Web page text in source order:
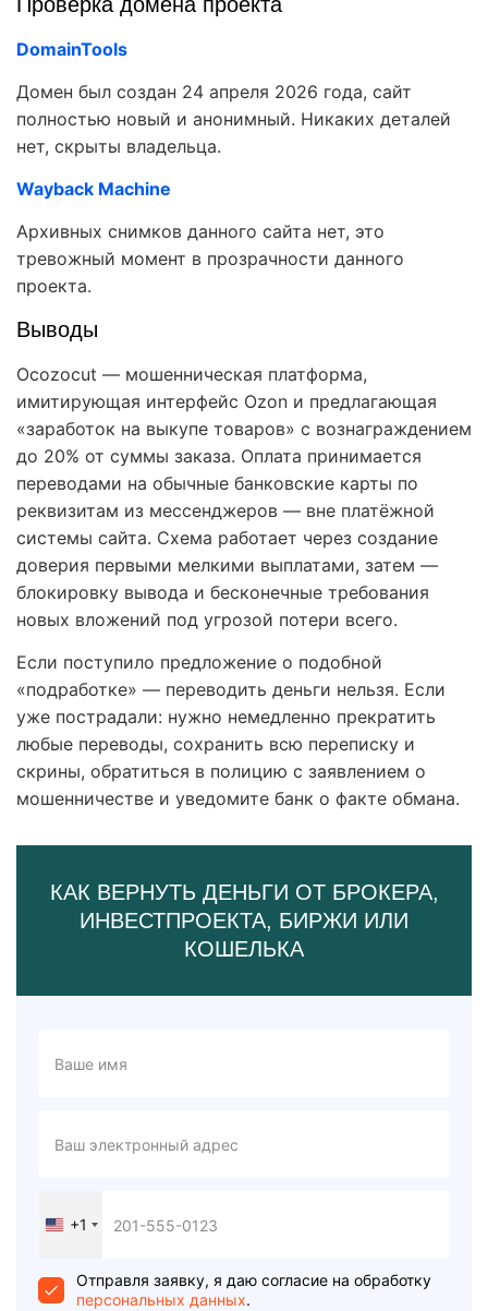
DomainTools
Домен был создан 24 апреля 2026 года, сайт
полностью новый и анонимный. Никаких деталей
нет, скрыты владельца.
Wayback Machine
Архивных снимков данного сайта нет, это
тревожный момент в прозрачности данного
проекта.
Выводы
Ocozocut — мошенническая платформа,
имитирующая интерфейс Ozon и предлагающая
«заработок на выкупе товаров» с вознаграждением
до 20% от суммы заказа. Оплата принимается
переводами на обычные банковские карты по
реквизитам из мессенджеров — вне платёжной
системы сайта. Схема работает через создание
доверия первыми мелкими выплатами, затем —
блокировку вывода и бесконечные требования
новых вложений под угрозой потери всего.
Если поступило предложение о подобной
«подработке» — переводить деньги нельзя. Если
уже пострадали: нужно немедленно прекратить
любые переводы, сохранить всю переписку и
скрины, обратиться в полицию с заявлением о
мошенничестве и уведомите банк о факте обмана.
КАК ВЕРНУТЬ ДЕНЬГИ ОТ БРОКЕРА,
ИНВЕСТПРОЕКТА, БИРЖИ ИЛИ
КОШЕЛЬКА
United
+1
+1
Отправля заявку, я даю согласие на обработку
персональных данных.